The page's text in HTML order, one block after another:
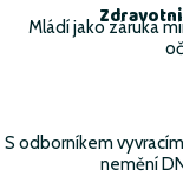
Mládí jako záruka
S odborníkem
nemění